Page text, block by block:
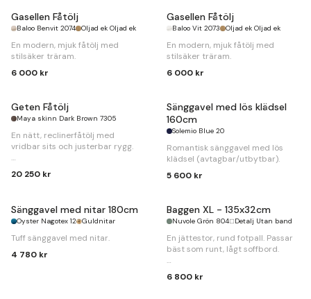
Gasellen Fåtölj
Baloo Benvit 2074 Oljad ek Oljad ek
En modern, mjuk fåtölj med
stilsäker träram.
6 000 kr
Gasellen Fåtölj
Baloo Vit 2073 Oljad ek Oljad ek
En modern, mjuk fåtölj med
stilsäker träram.
6 000 kr
Geten Fåtölj
Maya skinn Dark Brown 7305
En nätt, reclinerfåtölj med
vridbar sits och justerbar rygg.
20 250 kr
Sänggavel med lös klädsel
160cm
Solemio Blue 20
Romantisk sänggavel med lös
klädsel (avtagbar/utbytbar).
5 600 kr
Sänggavel med nitar 180cm
Oyster Nagotex 12 Guldnitar
Tuff sänggavel med nitar.
4 780 kr
Baggen XL - 135x32cm
Nuvole Grön 804 Detalj Utan band
En jättestor, rund fotpall. Passar
bäst som runt, lågt soffbord.
6 800 kr